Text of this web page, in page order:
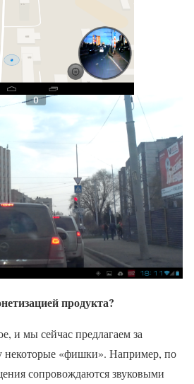
продукта?
и мы сейчас предлагаем за
некоторые «фишки». Например, по
сопровождаются звуковыми